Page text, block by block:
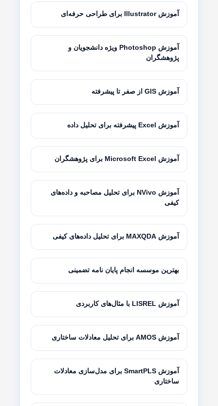
آموزش Illustrator برای طراحی حرفه‌ای
آموزش Photoshop ویژه دانشجویان و
پژوهشگران
آموزش GIS از صفر تا پیشرفته
آموزش Excel پیشرفته برای تحلیل داده
آموزش Microsoft Excel برای پژوهشگران
آموزش NVivo برای تحلیل مصاحبه و داده‌های
کیفی
آموزش MAXQDA برای تحلیل داده‌های کیفی
بهترین موسسه انجام پایان نامه تضمینی
آموزش LISREL با مثال‌های کاربردی
آموزش AMOS برای تحلیل معادلات ساختاری
آموزش SmartPLS برای مدل‌سازی معادلات
ساختاری